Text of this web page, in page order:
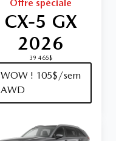
Offre spéciale
CX‑5 GX
2026
39 465$
WOW ! 105$/sem
AWD